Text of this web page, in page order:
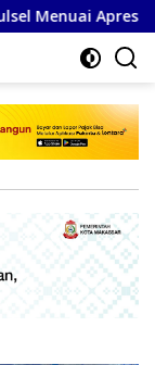
Apresiasi